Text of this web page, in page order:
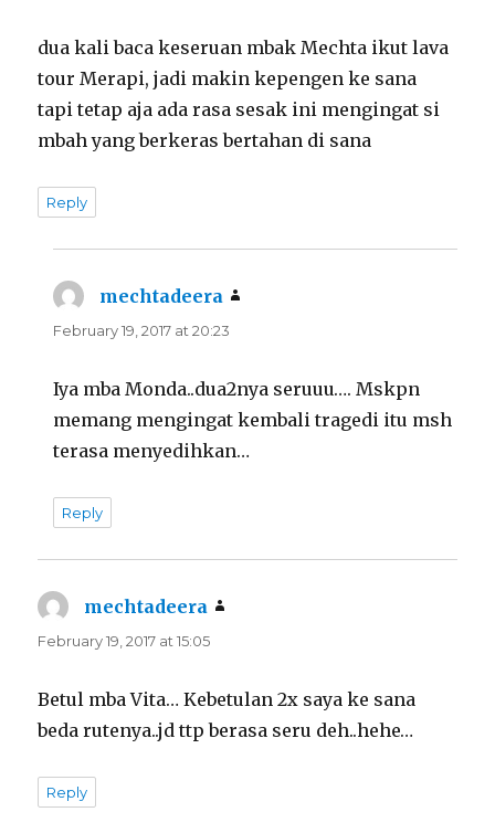
dua kali baca keseruan mbak Mechta ikut lava
tour Merapi, jadi makin kepengen ke sana
tapi tetap aja ada rasa sesak ini mengingat si
mbah yang berkeras bertahan di sana
Reply
mechtadeera
February 19, 2017 at 20:23
Iya mba Monda..dua2nya seruuu…. Mskpn
memang mengingat kembali tragedi itu msh
terasa menyedihkan…
Reply
mechtadeera
February 19, 2017 at 15:05
Betul mba Vita… Kebetulan 2x saya ke sana
beda rutenya..jd ttp berasa seru deh..hehe…
Reply